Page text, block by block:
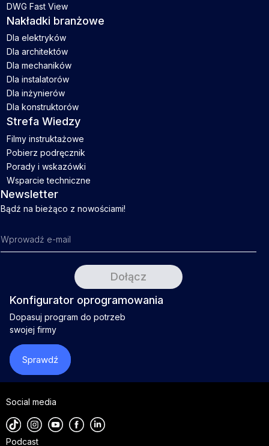
DWG Fast View
Nakładki branżowe
Dla elektryków
Dla architektów
Dla mechaników
Dla instalatorów
Dla inżynierów
Dla konstruktorów
Strefa Wiedzy
Filmy instruktażowe
Pobierz podręcznik
Porady i wskazówki
Wsparcie techniczne
Newsletter
Bądź na bieżąco z nowościami!
Konfigurator oprogramowania
Dopasuj program do potrzeb
swojej firmy
Sprawdź
Social media
Podcast